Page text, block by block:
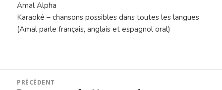
Amal Alpha
Karaoké – chansons possibles dans toutes les langues
(Amal parle français, anglais et espagnol oral)
PRÉCÉDENT